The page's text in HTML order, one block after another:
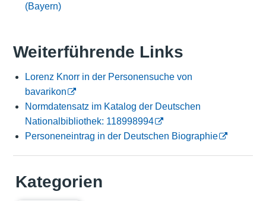
(Bayern)
Weiterführende Links
Lorenz Knorr in der Personensuche von
bavarikon
Normdatensatz im Katalog der Deutschen
Nationalbibliothek: 118998994
Personeneintrag in der Deutschen Biographie
Kategorien